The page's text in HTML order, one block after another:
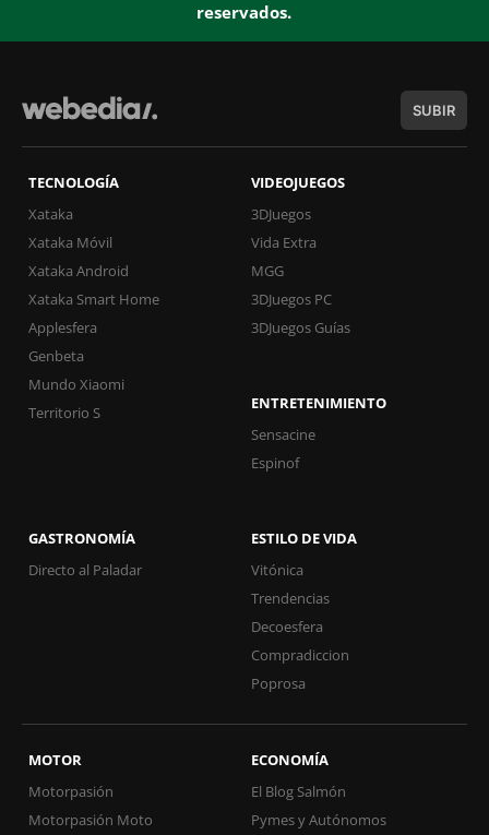
reservados.
SUBIR
TECNOLOGÍA
Xataka
Xataka Móvil
Xataka Android
Xataka Smart Home
Applesfera
Genbeta
Mundo Xiaomi
Territorio S
VIDEOJUEGOS
3DJuegos
Vida Extra
MGG
3DJuegos PC
3DJuegos Guías
ENTRETENIMIENTO
Sensacine
Espinof
GASTRONOMÍA
Directo al Paladar
ESTILO DE VIDA
Vitónica
Trendencias
Decoesfera
Compradiccion
Poprosa
MOTOR
Motorpasión
Motorpasión Moto
ECONOMÍA
El Blog Salmón
Pymes y Autónomos